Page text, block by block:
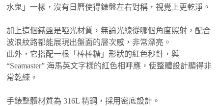
水鬼」一樣，沒有日曆使得錶盤左右對稱，視覺上更乾淨。
加上這個錶盤是啞光材質，無論光線從哪個角度照射，配合
波浪紋路都能展現出盤面的層次感，非常漂亮。
此外，它搭配一根「棒棒糖」形狀的紅色秒針，與
“Seamaster” 海馬英文字樣的紅色相呼應，使整體設計顯得非
常乾練。
手錶整體材質為 316L 精鋼，採用密底設計。